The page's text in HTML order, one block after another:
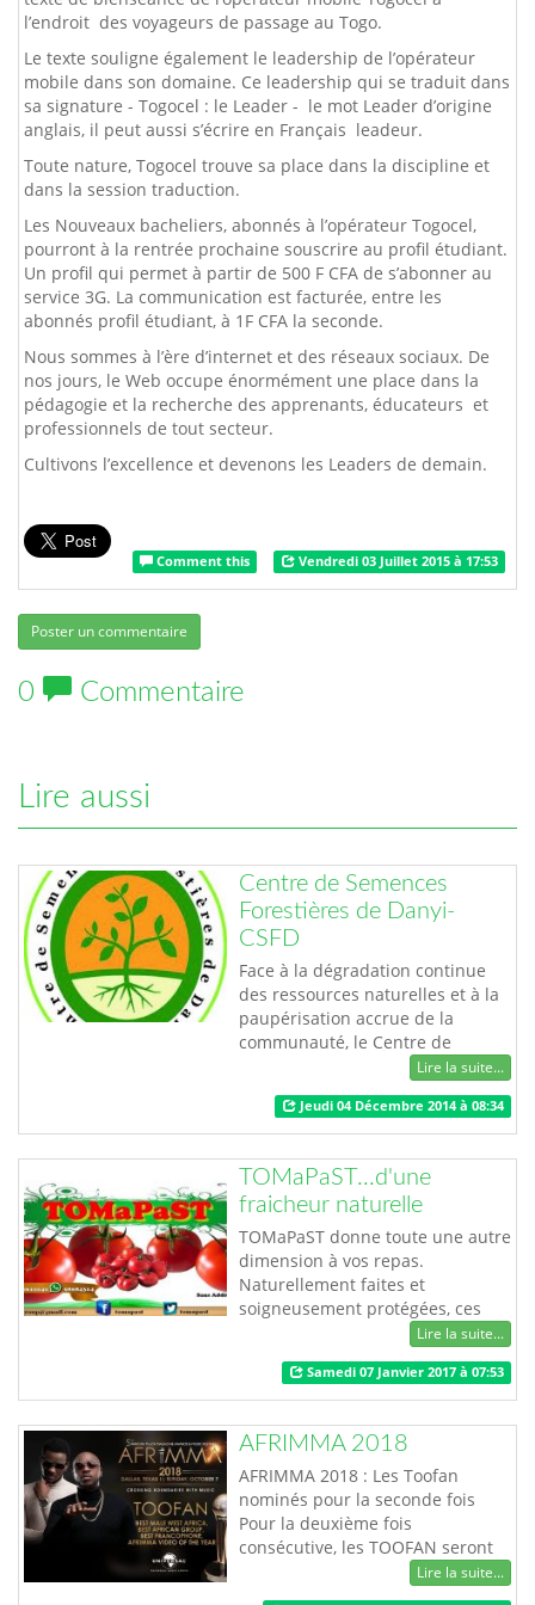
l’endroit des voyageurs de passage au Togo.
Le texte souligne également le leadership de l’opérateur
mobile dans son domaine. Ce leadership qui se traduit dans
sa signature - Togocel : le Leader - le mot Leader d’origine
anglais, il peut aussi s’écrire en Français leadeur.
Toute nature, Togocel trouve sa place dans la discipline et
dans la session traduction.
Les Nouveaux bacheliers, abonnés à l’opérateur Togocel,
pourront à la rentrée prochaine souscrire au profil étudiant.
Un profil qui permet à partir de 500 F CFA de s’abonner au
service 3G. La communication est facturée, entre les
abonnés profil étudiant, à 1F CFA la seconde.
Nous sommes à l’ère d’internet et des réseaux sociaux. De
nos jours, le Web occupe énormément une place dans la
pédagogie et la recherche des apprenants, éducateurs et
professionnels de tout secteur.
Cultivons l’excellence et devenons les Leaders de demain.
Comment this Vendredi 03 Juillet 2015 à 17:53
Poster un commentaire
0 Commentaire
Lire aussi
Centre de Semences
Forestières de Danyi-
CSFD
Face à la dégradation continue
des ressources naturelles et à la
paupérisation accrue de la
communauté, le Centre de
Semences Forestières de Danyi
(CSFD), une structure pérenne a
été créée en 2012 à Daye dans la
région des plateaux au Togo. Le
centre s’est donné pour mission
de fournir des informations et
des semences forestières dans le
cadre de …
Lire la suite...
Jeudi 04 Décembre 2014 à 08:34
TOMaPaST...d'une
fraicheur naturelle
TOMaPaST donne toute une autre
dimension à vos repas.
Naturellement faites et
soigneusement protégées, ces
tomates fraiches rendront vos
mets plus délicieux en raison
surtout de leur bio-composition.
Des tomates à consommer sans
modération. Produit TOMaPast
Promoteur Tomapast…
Lire la suite...
Samedi 07 Janvier 2017 à 07:53
AFRIMMA 2018
AFRIMMA 2018 : Les Toofan
nominés pour la seconde fois
Pour la deuxième fois
consécutive, les TOOFAN seront
au rendez-vous des AFFRIMA
Awards et représenteront le Togo
Lire la suite...